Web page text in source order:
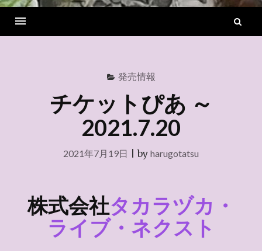
発売情報
チケットぴあ ～
2021.7.20
2021年7月19日 |by harugotatsu
株式会社タカラヅカ・
ライブ・ネクスト